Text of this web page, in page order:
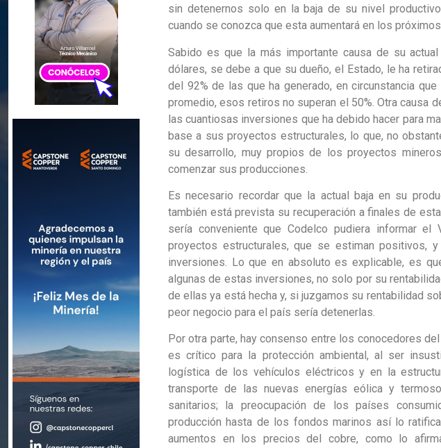
sin detenernos solo en la baja de su nivel
cuando se conozca que esta aumentará en los
Sabido es que la más importante causa de su
dólares, se debe a que su dueño, el Estado, le ha
del 92% de las que ha generado, en circunstancia
promedio, esos retiros no superan el 50%. Otra causa
las cuantiosas inversiones que ha debido hacer para
base a sus proyectos estructurales, lo que, no
su desarrollo, muy propios de los proyectos
comenzar sus producciones.
Es necesario recordar que la actual baja en su
también está prevista su recuperación a finales de
sería conveniente que Codelco pudiera informar
proyectos estructurales, que se estiman positivos,
inversiones. Lo que en absoluto es explicable, es
algunas de estas inversiones, no solo por su
de ellas ya está hecha y, si juzgamos su rentabilidad
peor negocio para el país sería detenerlas.
Por otra parte, hay consenso entre los conocedores
es crítico para la protección ambiental, al ser
logística de los vehículos eléctricos y en la
transporte de las nuevas energías eólica y
sanitarios; la preocupación de los países
producción hasta de los fondos marinos así lo
aumentos en los precios del cobre, como lo